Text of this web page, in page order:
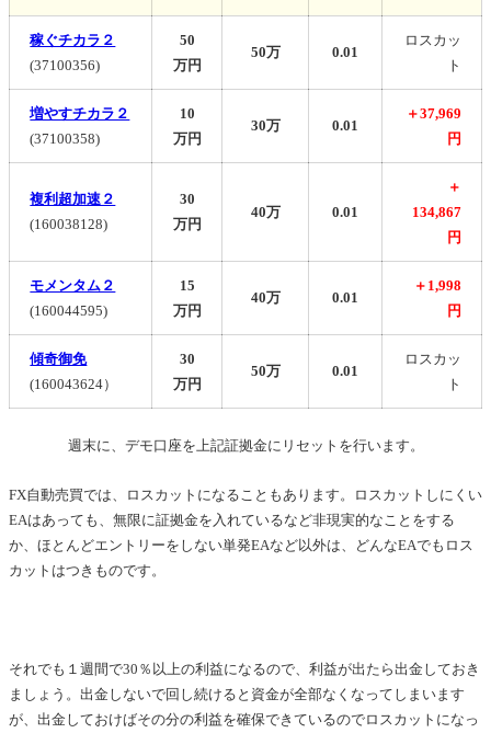
稼ぐチカラ２
(37100356)
50
万円
50万 0.01
ロスカッ
ト
増やすチカラ２
(37100358)
10
万円
30万 0.01
＋37,969
円
複利超加速２
(160038128)
30
万円
40万 0.01
＋
134,867
円
モメンタム２
(160044595)
15
万円
40万 0.01
＋1,998
円
傾奇御免
(160043624）
30
万円
50万 0.01
ロスカッ
ト
週末に、デモ口座を上記証拠金にリセットを行います。
FX自動売買では、ロスカットになることもあります。ロスカットしにくい
EAはあっても、無限に証拠金を入れているなど非現実的なことをする
か、ほとんどエントリーをしない単発EAなど以外は、どんなEAでもロス
カットはつきものです。
それでも１週間で30％以上の利益になるので、利益が出たら出金しておき
ましょう。出金しないで回し続けると資金が全部なくなってしまいます
が、出金しておけばその分の利益を確保できているのでロスカットになっ